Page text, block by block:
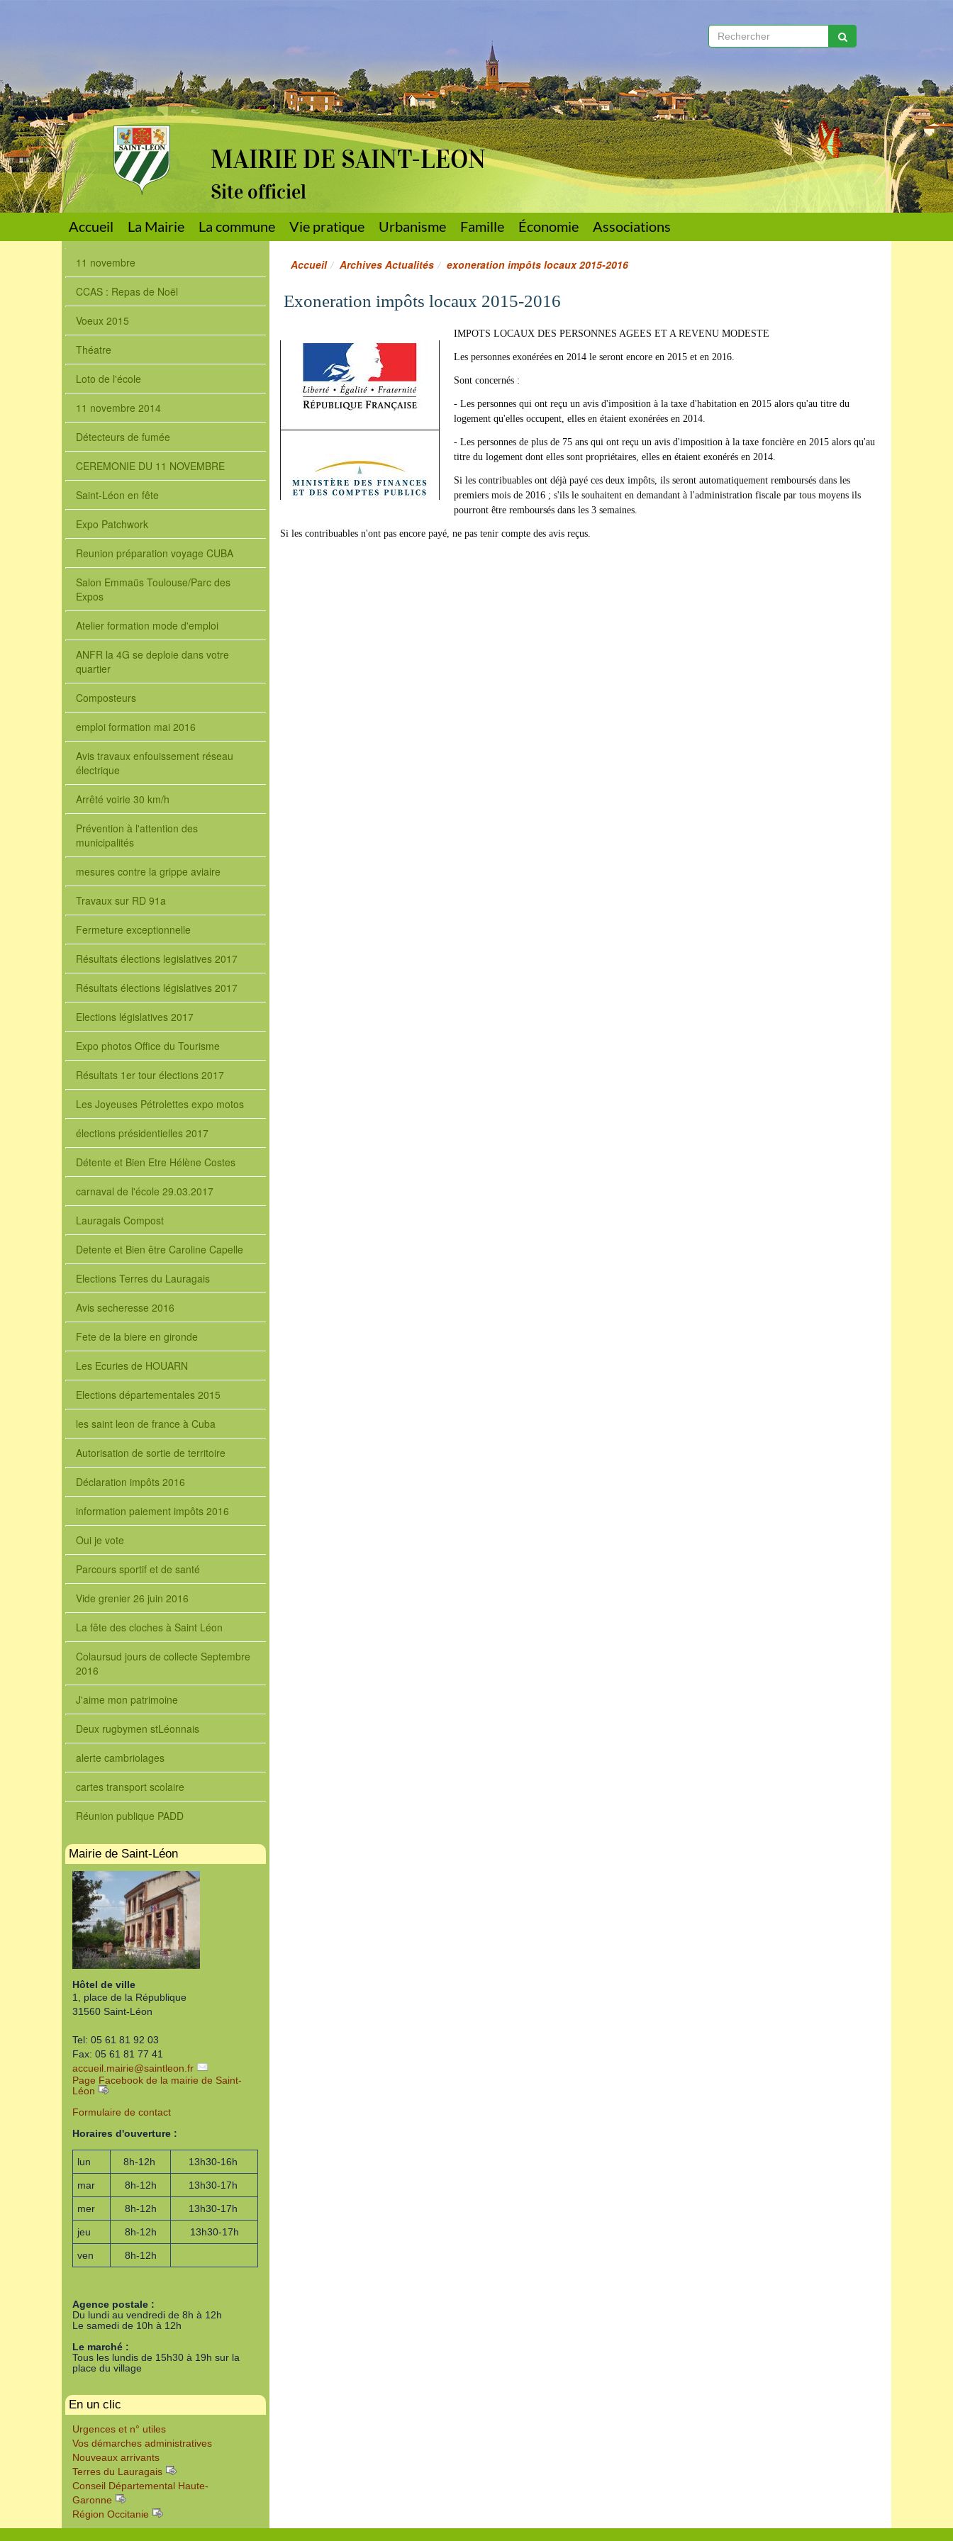
MAIRIE DE SAINT-LEON
Site officiel
Accueil La Mairie La commune Vie pratique Urbanisme Famille Économie Associations
Accueil Archives Actualités exoneration impôts locaux 2015-2016
Exoneration impôts locaux 2015-2016
IMPOTS LOCAUX DES PERSONNES AGEES ET A REVENU MODESTE
Les personnes exonérées en 2014 le seront encore en 2015 et en 2016.
Sont concernés :
- Les personnes qui ont reçu un avis d'imposition à la taxe d'habitation en 2015 alors qu'au titre du
logement qu'elles occupent, elles en étaient exonérées en 2014.
- Les personnes de plus de 75 ans qui ont reçu un avis d'imposition à la taxe foncière en 2015 alors qu'au
titre du logement dont elles sont propriétaires, elles en étaient exonérés en 2014.
Si les contribuables ont déjà payé ces deux impôts, ils seront automatiquement remboursés dans les
premiers mois de 2016 ; s'ils le souhaitent en demandant à l'administration fiscale par tous moyens ils
pourront être remboursés dans les 3 semaines.
Si les contribuables n'ont pas encore payé, ne pas tenir compte des avis reçus.
11 novembre
CCAS : Repas de Noël
Voeux 2015
Théatre
Loto de l'école
11 novembre 2014
Détecteurs de fumée
CEREMONIE DU 11 NOVEMBRE
Saint-Léon en fête
Expo Patchwork
Reunion préparation voyage CUBA
Salon Emmaüs Toulouse/Parc des
Expos
Atelier formation mode d'emploi
ANFR la 4G se deploie dans votre
quartier
Composteurs
emploi formation mai 2016
Avis travaux enfouissement réseau
électrique
Arrêté voirie 30 km/h
Prévention à l'attention des
municipalités
mesures contre la grippe aviaire
Travaux sur RD 91a
Fermeture exceptionnelle
Résultats élections legislatives 2017
Résultats élections législatives 2017
Elections législatives 2017
Expo photos Office du Tourisme
Résultats 1er tour élections 2017
Les Joyeuses Pétrolettes expo motos
élections présidentielles 2017
Détente et Bien Etre Hélène Costes
carnaval de l'école 29.03.2017
Lauragais Compost
Detente et Bien être Caroline Capelle
Elections Terres du Lauragais
Avis secheresse 2016
Fete de la biere en gironde
Les Ecuries de HOUARN
Elections départementales 2015
les saint leon de france à Cuba
Autorisation de sortie de territoire
Déclaration impôts 2016
information paiement impôts 2016
Oui je vote
Parcours sportif et de santé
Vide grenier 26 juin 2016
La fête des cloches à Saint Léon
Colaursud jours de collecte Septembre
2016
J'aime mon patrimoine
Deux rugbymen stLéonnais
alerte cambriolages
cartes transport scolaire
Réunion publique PADD
Mairie de Saint-Léon
Hôtel de ville
1, place de la République
31560 Saint-Léon
Tel: 05 61 81 92 03
Fax: 05 61 81 77 41
accueil.mairie@saintleon.fr
Page Facebook de la mairie de Saint-
Léon
Formulaire de contact
Horaires d'ouverture :
lun 8h-12h 13h30-16h
mar 8h-12h 13h30-17h
mer 8h-12h 13h30-17h
jeu 8h-12h 13h30-17h
ven 8h-12h
Agence postale :
Du lundi au vendredi de 8h à 12h
Le samedi de 10h à 12h
Le marché :
Tous les lundis de 15h30 à 19h sur la
place du village
En un clic
Urgences et n° utiles
Vos démarches administratives
Nouveaux arrivants
Terres du Lauragais
Conseil Départemental Haute-
Garonne
Région Occitanie